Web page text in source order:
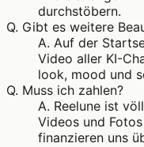
durchstöbern.
Q. Gibt es weitere
A. Auf der
Video aller KI-
look, mood und
Q. Muss ich zahlen?
A. Reelune ist
Videos und
finanzieren uns